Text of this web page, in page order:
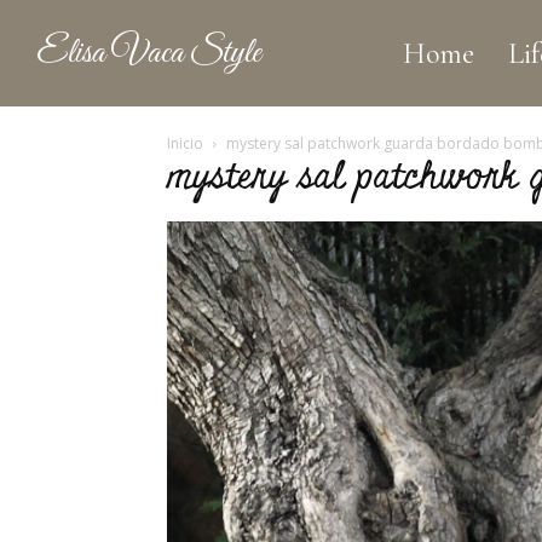
Elisa Vaca Style Home
Inicio mystery sal patchwork guarda bordado
mystery sal patchwork